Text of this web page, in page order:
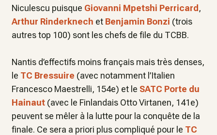
Niculescu puisque Giovanni Mpetshi Perricard ,
Arthur Rinderknech et Benjamin Bonzi (trois
autres top 100) sont les chefs de file du TCBB.
Nantis d’effectifs moins français mais très denses,
le TC Bressuire (avec notamment l’Italien
Francesco Maestrelli, 154e) et le SATC Porte du
Hainaut (avec le Finlandais Otto Virtanen, 141e)
peuvent se mêler à la lutte pour la conquête de la
finale. Ce sera a priori plus compliqué pour le TC